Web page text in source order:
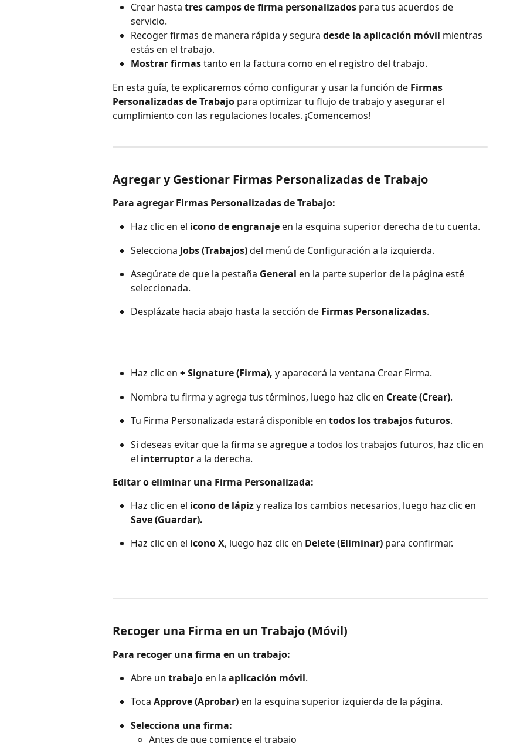
Crear hasta tres campos de firma personalizados para tus acuerdos de
servicio.
Recoger firmas de manera rápida y segura desde la aplicación móvil mientras
estás en el trabajo.
Mostrar firmas tanto en la factura como en el registro del trabajo.
En esta guía, te explicaremos cómo configurar y usar la función de Firmas
Personalizadas de Trabajo para optimizar tu flujo de trabajo y asegurar el
cumplimiento con las regulaciones locales. ¡Comencemos!
Agregar y Gestionar Firmas Personalizadas de Trabajo
Para agregar Firmas Personalizadas de Trabajo:
Haz clic en el icono de engranaje en la esquina superior derecha de tu cuenta.
Selecciona Jobs (Trabajos) del menú de Configuración a la izquierda.
Asegúrate de que la pestaña General en la parte superior de la página esté
seleccionada.
Desplázate hacia abajo hasta la sección de Firmas Personalizadas.
Haz clic en + Signature (Firma), y aparecerá la ventana Crear Firma.
Nombra tu firma y agrega tus términos, luego haz clic en Create (Crear).
Tu Firma Personalizada estará disponible en todos los trabajos futuros.
Si deseas evitar que la firma se agregue a todos los trabajos futuros, haz clic en
el interruptor a la derecha.
Editar o eliminar una Firma Personalizada:
Haz clic en el icono de lápiz y realiza los cambios necesarios, luego haz clic en
Save (Guardar).
Haz clic en el icono X, luego haz clic en Delete (Eliminar) para confirmar.
Recoger una Firma en un Trabajo (Móvil)
Para recoger una firma en un trabajo:
Abre un trabajo en la aplicación móvil.
Toca Approve (Aprobar) en la esquina superior izquierda de la página.
Selecciona una firma:
Antes de que comience el trabajo